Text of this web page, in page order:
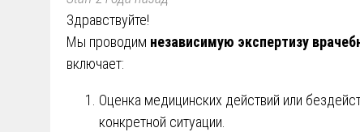
Здравствуйте!
Мы проводим независимую экспертизу
включает:
Оценка медицинских действий или
конкретной ситуации.